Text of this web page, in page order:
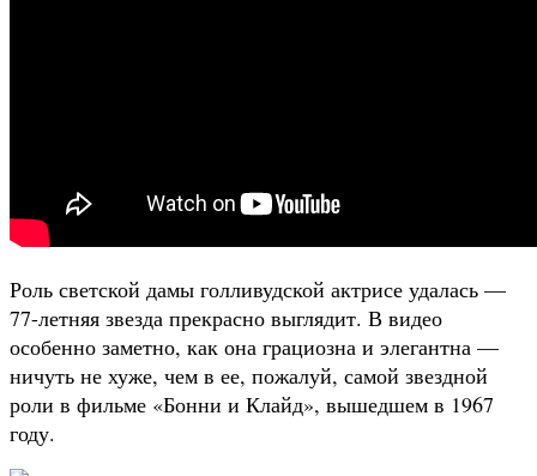
Роль светской дамы голливудской актрисе удалась —
77-летняя звезда прекрасно выглядит. В видео
особенно заметно, как она грациозна и элегантна —
ничуть не хуже, чем в ее, пожалуй, самой звездной
роли в фильме «Бонни и Клайд», вышедшем в 1967
году.